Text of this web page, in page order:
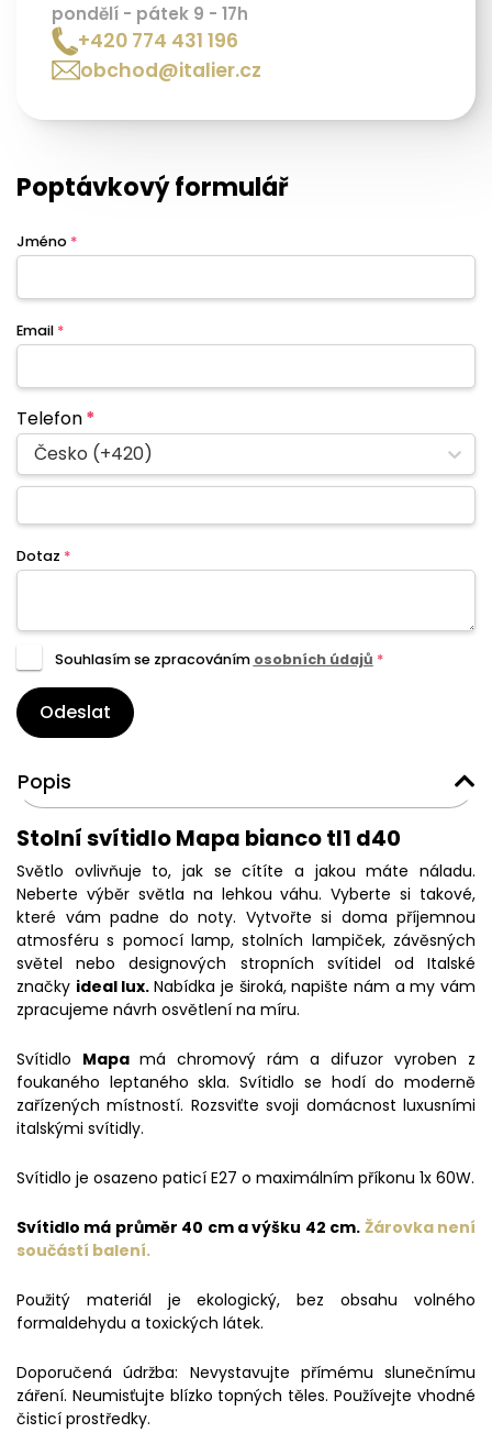
pondělí - pátek 9 - 17h
+420 774 431 196
obchod@italier.cz
Poptávkový formulář
Jméno *
Email *
Telefon*
Česko (+420)
Dotaz *
Souhlasím se zpracováním osobních údajů *
Odeslat
Popis
Stolní svítidlo Mapa bianco tl1 d40
Světlo ovlivňuje to, jak se cítíte a jakou máte náladu.
Neberte výběr světla na lehkou váhu. Vyberte si takové,
které vám padne do noty. Vytvořte si doma příjemnou
atmosféru s pomocí lamp, stolních lampiček, závěsných
světel nebo designových stropních svítidel od Italské
značky ideal lux.Nabídka je široká, napište nám a my vám
zpracujeme návrh osvětlení na míru.
Svítidlo Mapa má chromový rám a difuzor vyroben z
foukaného leptaného skla. Svítidlo se hodí do moderně
zařízených místností. Rozsviťte svoji domácnost luxusními
italskými svítidly.
Svítidlo je osazeno paticí E27 o maximálním příkonu 1x 60W.
Svítidlo má průměr 40 cm a výšku 42 cm. Žárovka není
součástí balení.
Použitý materiál je ekologický, bez obsahu volného
formaldehydu a toxických látek.
Doporučená údržba: Nevystavujte přímému slunečnímu
záření. Neumisťujte blízko topných těles. Používejte vhodné
čisticí prostředky.